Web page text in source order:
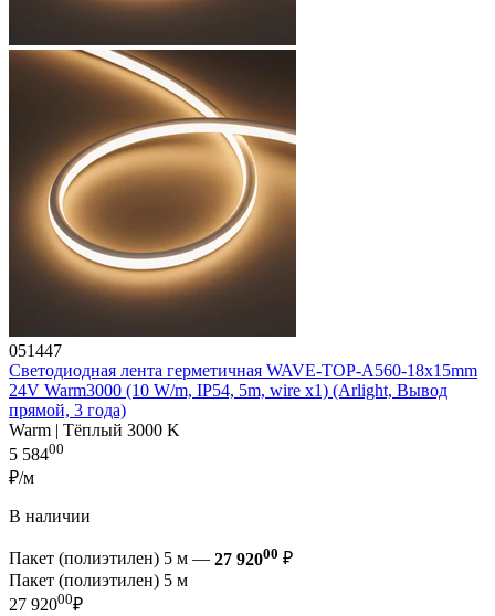
051447
Светодиодная лента герметичная WAVE-TOP-A560-18x15mm
24V Warm3000 (10 W/m, IP54, 5m, wire x1) (Arlight, Вывод
прямой, 3 года)
Warm | Тёплый 3000 K
5 58400
₽/м
В наличии
Пакет (полиэтилен) 5 м — 27 92000 ₽
Пакет (полиэтилен) 5 м
27 92000₽